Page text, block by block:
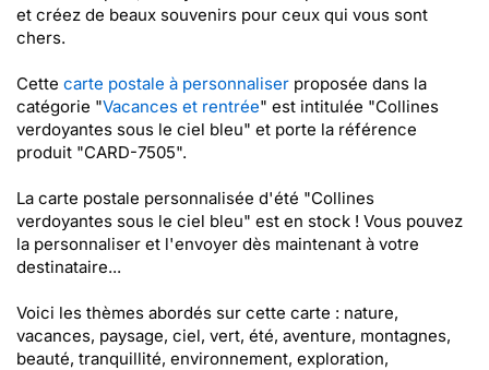
et créez de beaux souvenirs pour ceux qui vous sont
chers.
Cette carte postale à personnaliser proposée dans la
catégorie "Vacances et rentrée" est intitulée "Collines
verdoyantes sous le ciel bleu" et porte la référence
produit "CARD-7505".
La carte postale personnalisée d'été "Collines
verdoyantes sous le ciel bleu" est en stock ! Vous pouvez
la personnaliser et l'envoyer dès maintenant à votre
destinataire...
Voici les thèmes abordés sur cette carte : nature,
vacances, paysage, ciel, vert, été, aventure, montagnes,
beauté, tranquillité, environnement, exploration,